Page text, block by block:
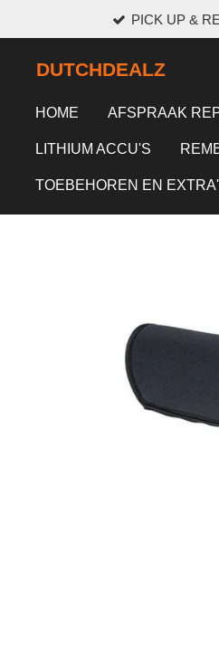
hoofdinhoud
PICK UP &
DUTCHDEALZ
HOME AFSPRAAK
LITHIUM ACCU'S
TOEBEHOREN EN